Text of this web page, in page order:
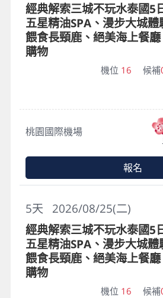
經典解索三城不玩水泰國5
五星精油SPA、漫步大城
餵食長頸鹿、絕美海上餐
購物
機位 16 候補
桃園國際機場
報名
2026/08/25(二)
5天
經典解索三城不玩水泰國5
五星精油SPA、漫步大城
餵食長頸鹿、絕美海上餐
購物
機位 16 候補